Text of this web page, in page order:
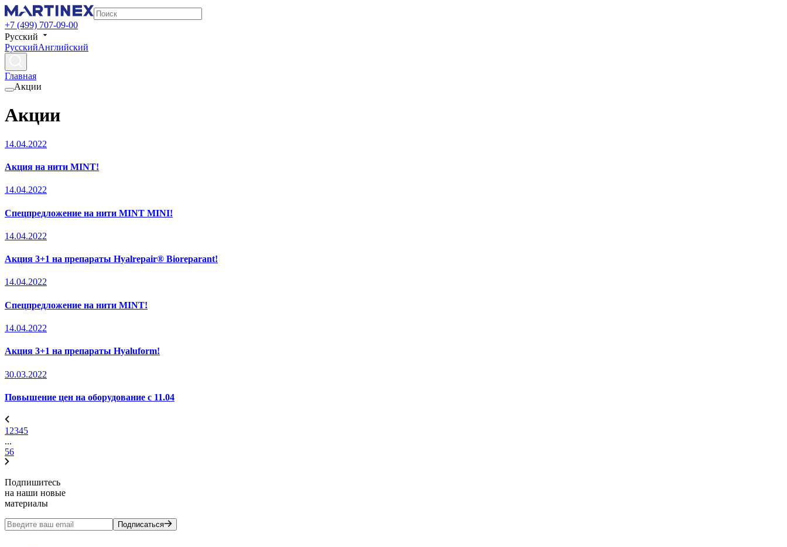
+7 (499) 707-09-00
Русский
РусскийАнглийский
Главная
Акции
Акции
14.04.2022
Акция на нити MINT!
14.04.2022
Спецпредложение на нити MINT MINI!
14.04.2022
Акция 3+1 на препараты Hyalrepair® Bioreparant!
14.04.2022
Спецпредложение на нити MINT!
14.04.2022
Акция 3+1 на препараты Hyaluform!
30.03.2022
Повышение цен на оборудование с 11.04
1 2345
...
56
Подпишитесь
на наши новые
материалы
Подписаться